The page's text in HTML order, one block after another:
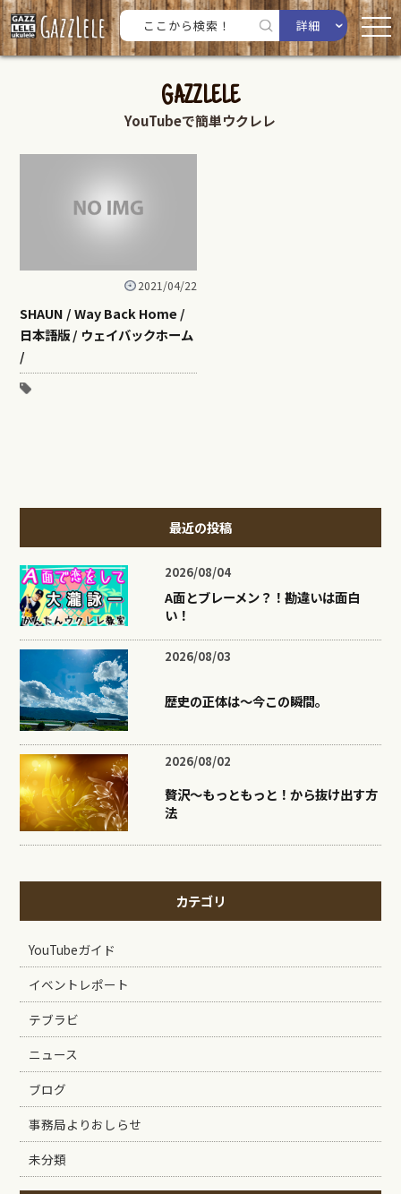
詳細
GAZZLELE
YouTubeで簡単ウクレレ
2021/04/22
SHAUN / Way Back Home /
日本語版 / ウェイバックホーム
/
最近の投稿
2026/08/04
A面とブレーメン？！勘違いは面白
い！
2026/08/03
歴史の正体は〜今この瞬間。
2026/08/02
贅沢〜もっともっと！から抜け出す方
法
カテゴリ
YouTubeガイド
イベントレポート
テブラビ
ニュース
ブログ
事務局よりおしらせ
未分類